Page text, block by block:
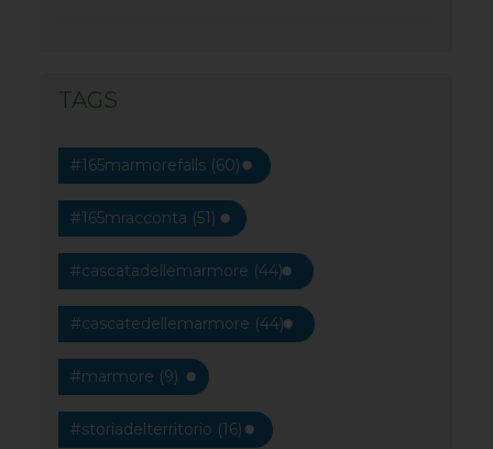
TAGS
#165marmorefalls (60)
#165mracconta (51)
#cascatadellemarmore (44)
#cascatedellemarmore (44)
#marmore (9)
#storiadelterritorio (16)